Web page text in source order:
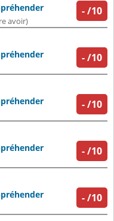
-/10
avoir)
-/10
-/10
-/10
-/10